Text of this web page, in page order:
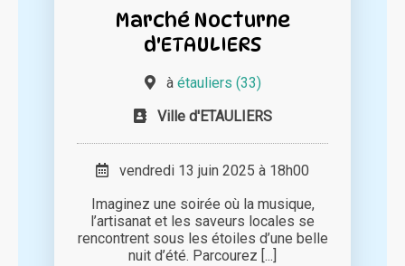
Marché Nocturne
d'ETAULIERS
à étauliers (33)
Ville d'ETAULIERS
vendredi 13 juin 2025 à 18h00
Imaginez une soirée où la musique,
l’artisanat et les saveurs locales se
rencontrent sous les étoiles d’une belle
nuit d’été. Parcourez [...]